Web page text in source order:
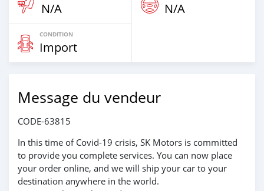
N/A N/A
CONDITION
Import
Message du vendeur
CODE-63815
In this time of Covid-19 crisis, SK Motors is committed
to provide you complete services. You can now place
your order online, and we will ship your car to your
destination anywhere in the world.